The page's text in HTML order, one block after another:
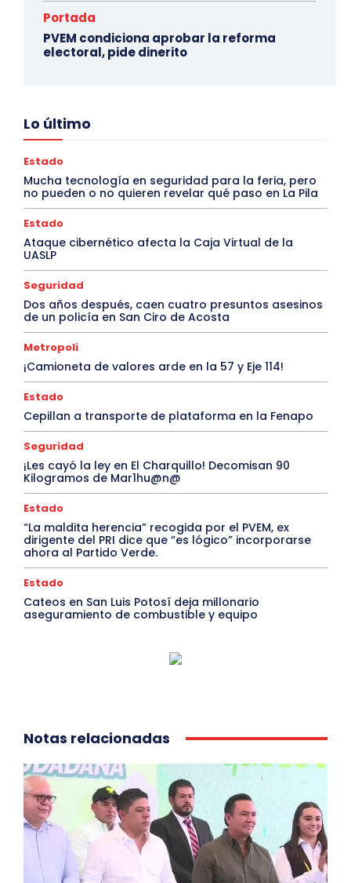
Portada
PVEM condiciona aprobar la reforma
electoral, pide dinerito
Lo último
Estado
Mucha tecnología en seguridad para la feria, pero
no pueden o no quieren revelar qué paso en La Pila
Estado
Ataque cibernético afecta la Caja Virtual de la
UASLP
Seguridad
Dos años después, caen cuatro presuntos asesinos
de un policía en San Ciro de Acosta
Metropoli
¡Camioneta de valores arde en la 57 y Eje 114!
Estado
Cepillan a transporte de plataforma en la Fenapo
Seguridad
¡Les cayó la ley en El Charquillo! Decomisan 90
Kilogramos de Mar1hu@n@
Estado
“La maldita herencia” recogida por el PVEM, ex
dirigente del PRI dice que “es lógico” incorporarse
ahora al Partido Verde.
Estado
Cateos en San Luis Potosí deja millonario
aseguramiento de combustible y equipo
Notas relacionadas